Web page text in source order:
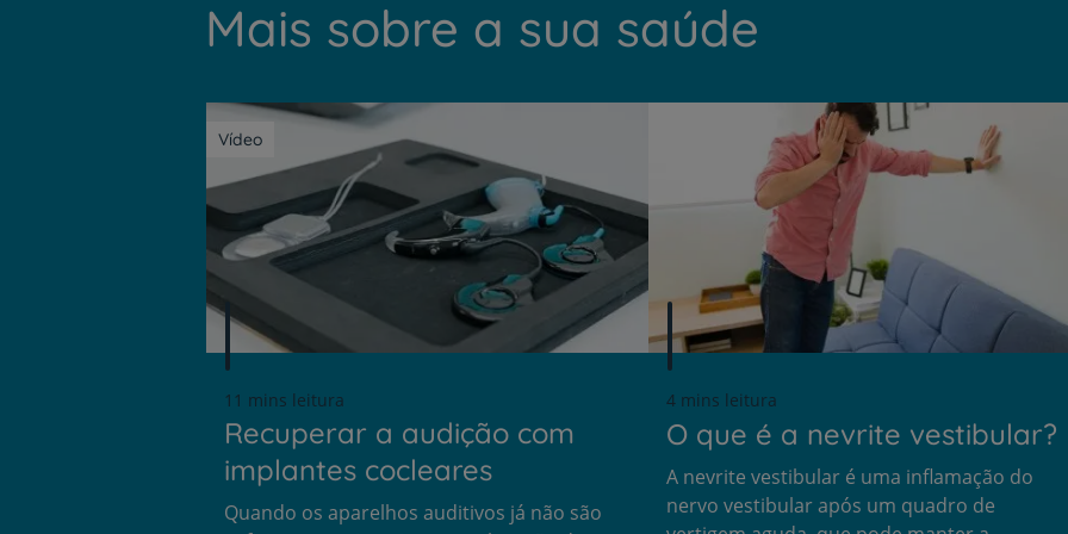
Prevenção e bem-estar
Mais sobre a sua saúde
Vídeo
11 mins leitura
Recuperar a audição com
implantes cocleares
Quando os aparelhos auditivos já não são
4 mins leitura
O que é a nevrite vestibular?
A nevrite vestibular é uma inflamação do
nervo vestibular após um quadro de